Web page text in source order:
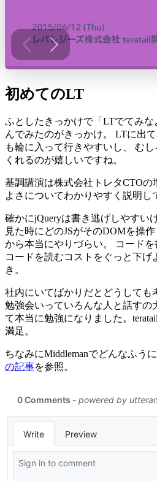
初めてのLT
ふとしたきっかけで「LTでてみな
んでみたのがきっかけ。 LTに出
も輪に入って行きやすいし、 む
くれるのが嬉しいですね。
基調講演は株式会社トレタCTOの
よさについてわかりやすく説明し
確かにjQueryは書き逃げしやすい
見た時にどのJSがそのDOMを操
から本当にやりづらい。 コードを
コードを読むコストをぐっと下げ
き。
社内にいてばかりだとどうしても
勉強会いっていろんな人と話すの
て本当に勉強になりました。
満足。
ちなみにMiddlemanでどんなふう
の記事を参照。